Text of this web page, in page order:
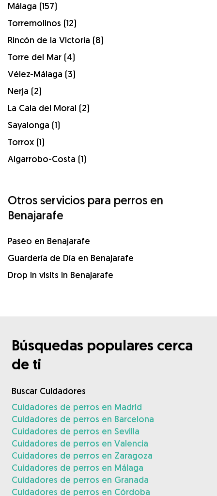
Málaga (157)
Torremolinos (12)
Rincón de la Victoria (8)
Torre del Mar (4)
Vélez-Málaga (3)
Nerja (2)
La Cala del Moral (2)
Sayalonga (1)
Torrox (1)
Algarrobo-Costa (1)
Otros servicios para perros en
Benajarafe
Paseo en Benajarafe
Guardería de Día en Benajarafe
Drop in visits in Benajarafe
Búsquedas populares cerca
de ti
Buscar Cuidadores
Cuidadores de perros en Madrid
Cuidadores de perros en Barcelona
Cuidadores de perros en Sevilla
Cuidadores de perros en Valencia
Cuidadores de perros en Zaragoza
Cuidadores de perros en Málaga
Cuidadores de perros en Granada
Cuidadores de perros en Córdoba